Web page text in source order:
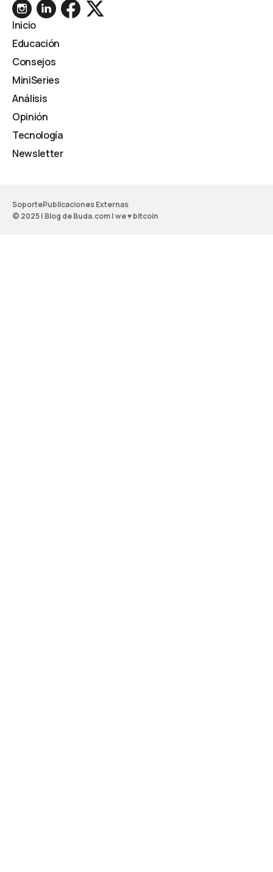
Inicio
Educación
Consejos
MiniSeries
Análisis
Opinión
Tecnología
Newsletter
SoportePublicaciones Externas
© 2025 | Blog de Buda.com | we ♥ bitcoin